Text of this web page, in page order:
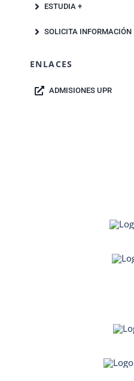
ESTUDIA +
SOLICITA INFORMACIÓN
ENLACES
ADMISIONES UPR